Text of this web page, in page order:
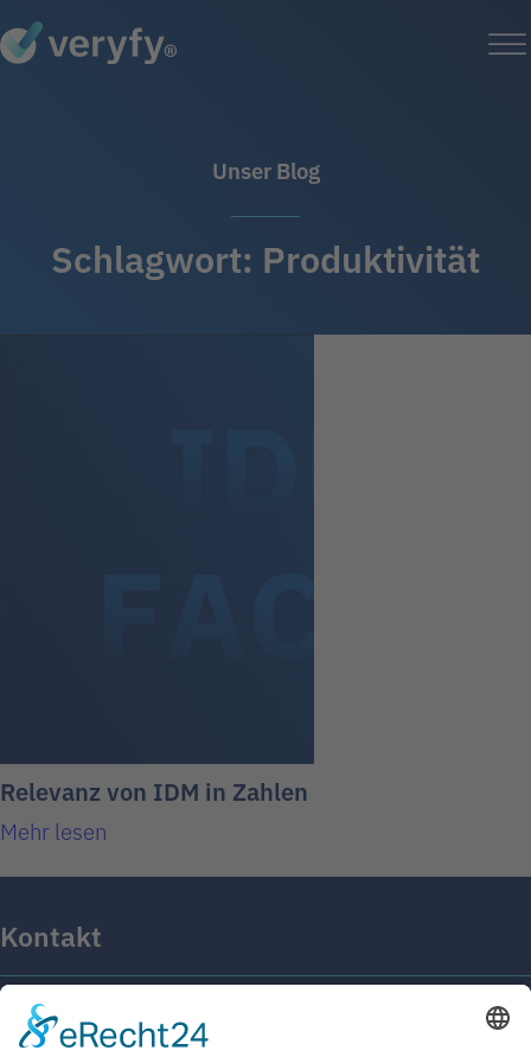
Unser Blog
Schlagwort: Produktivität
Relevanz von IDM in Zahlen
Mehr lesen
Kontakt
Kaiser-Friedrich-Straße 16B
14469 Potsdam